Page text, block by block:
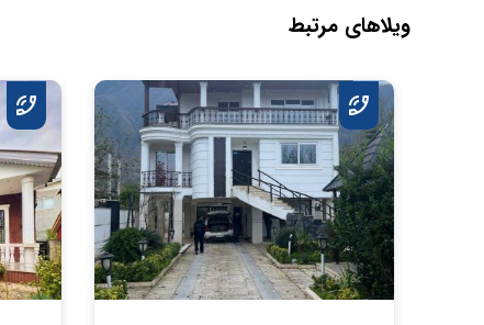
ویلاهای مرتبط